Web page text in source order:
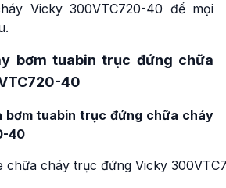
Vicky 300VTC720-40 để mọi
bơm tuabin trục đứng chữa
40
bơm tuabin trục đứng chữa cháy
40